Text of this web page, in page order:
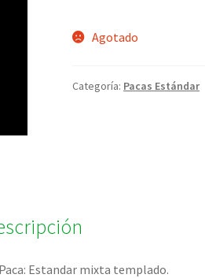
Agotado
Categoría: Pacas Estándar
Estandar mixta templado.